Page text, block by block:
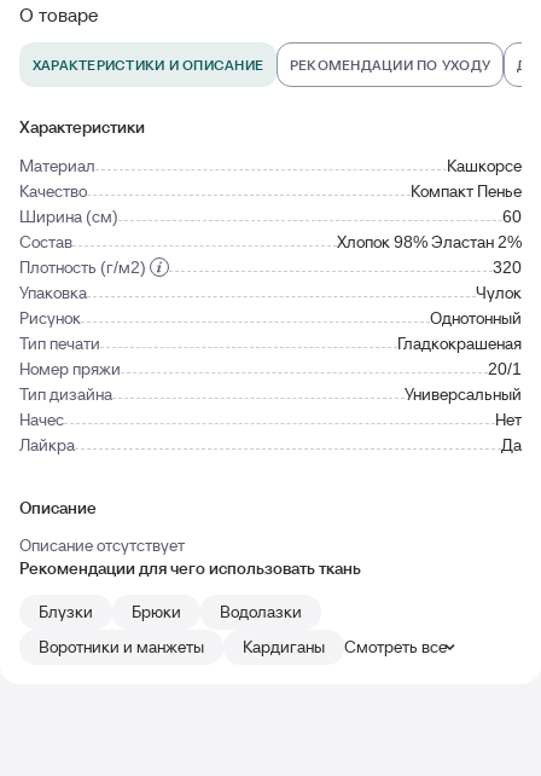
О товаре
ХАРАКТЕРИСТИКИ И ОПИСАНИЕ РЕКОМЕНДАЦИИ ПО УХОДУ
Характеристики
Материал
Кашкорсе
Качество
Компакт Пенье
Ширина (см)
60
Состав
Хлопок 98% Эластан 2%
Плотность (г/м2)
320
Упаковка
Чулок
Рисунок
Однотонный
Тип печати
Гладкокрашеная
Номер пряжи
20/1
Тип дизайна
Универсальный
Начес
Нет
Лайкра
Да
Описание
Описание отсутствует
Рекомендации для чего использовать ткань
Блузки
Брюки
Водолазки
Воротники и манжеты
Кардиганы Смотреть все